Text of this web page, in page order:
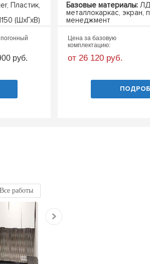
Пластик,
(ШхГхВ)
руб.
Базовые материалы:
металлокаркас, экран,
менеджмент
Цена за базовую
комплектацию:
от 26 120 руб.
Все работы